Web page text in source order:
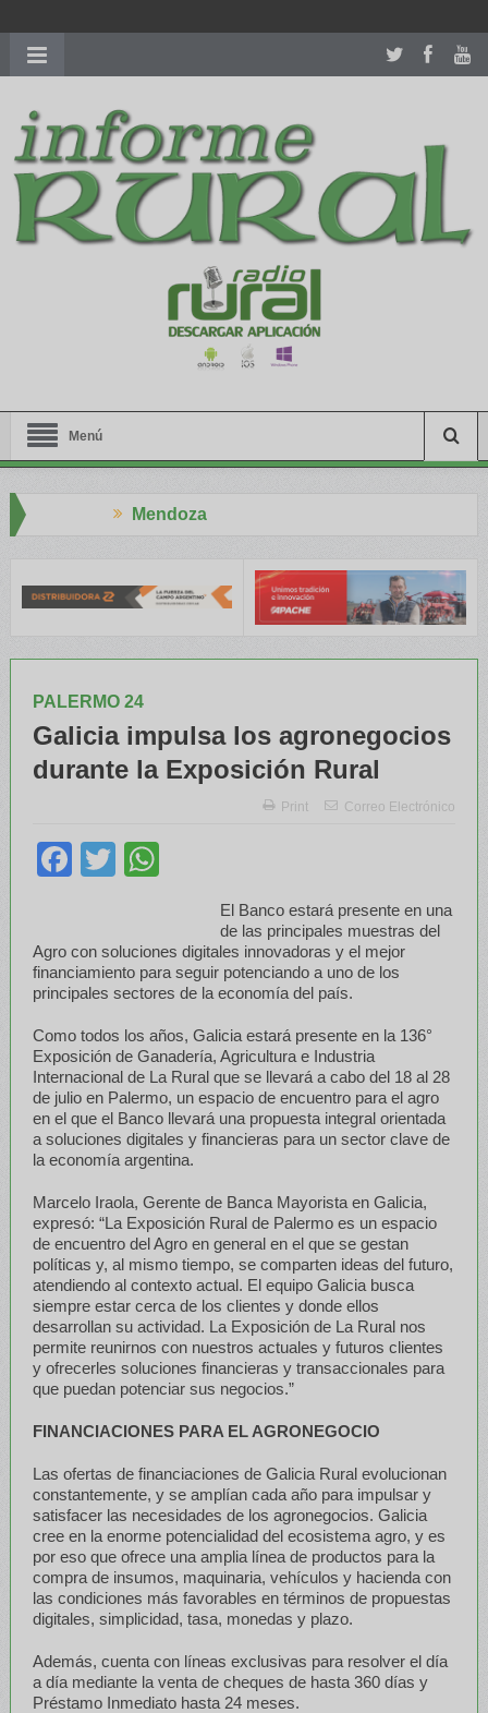
richardmillereplica
women.patekphilippe.tofor sale in usa recognized command with
dining room table ceremony. welcome to our
perfectwatches.is
shop. best youngsexdoll.comwith professional customer
services. 1: 1 design high
https://reallydiamond.com/
Menú
PALERMO 24
Galicia impulsa los agronegocios
durante la Exposición Rural
Print Correo Electrónico
Facebook
Twitter
El Banco estará presente en una
de las principales muestras del
Agro con soluciones digitales innovadoras y el mejor
financiamiento para seguir potenciando a uno de los
principales sectores de la economía del país.
Como todos los años, Galicia estará presente en la 136°
Exposición de Ganadería, Agricultura e Industria
Internacional de La Rural que se llevará a cabo del 18 al 28
de julio en Palermo, un espacio de encuentro para el agro
en el que el Banco llevará una propuesta integral orientada
a soluciones digitales y financieras para un sector clave de
la economía argentina.
Marcelo Iraola, Gerente de Banca Mayorista en Galicia,
expresó: “La Exposición Rural de Palermo es un espacio
de encuentro del Agro en general en el que se gestan
políticas y, al mismo tiempo, se comparten ideas del futuro,
atendiendo al contexto actual. El equipo Galicia busca
siempre estar cerca de los clientes y donde ellos
desarrollan su actividad. La Exposición de La Rural nos
permite reunirnos con nuestros actuales y futuros clientes
y ofrecerles soluciones financieras y transaccionales para
que puedan potenciar sus negocios.”
FINANCIACIONES PARA EL AGRONEGOCIO
Las ofertas de financiaciones de Galicia Rural evolucionan
constantemente, y se amplían cada año para impulsar y
satisfacer las necesidades de los agronegocios. Galicia
cree en la enorme potencialidad del ecosistema agro, y es
por eso que ofrece una amplia línea de productos para la
compra de insumos, maquinaria, vehículos y hacienda con
las condiciones más favorables en términos de propuestas
digitales, simplicidad, tasa, monedas y plazo.
Además, cuenta con líneas exclusivas para resolver el día
a día mediante la venta de cheques de hasta 360 días y
Préstamo Inmediato hasta 24 meses.